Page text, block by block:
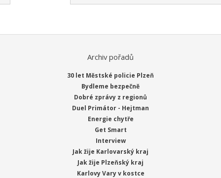
Archiv pořadů
30 let Městské policie Plzeň
Bydleme bezpečně
Dobré zprávy z regionů
Duel Primátor - Hejtman
Energie chytře
Get Smart
Interview
Jak žije Karlovarský kraj
Jak žije Plzeňský kraj
Karlovy Vary v kostce